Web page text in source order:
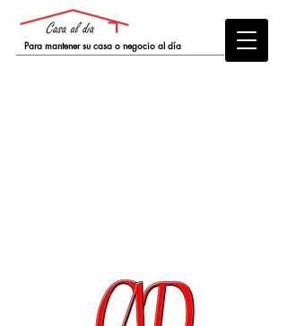
Para mantener su casa o negocio al día